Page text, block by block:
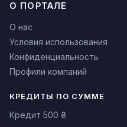
О ПОРТАЛЕ
О нас
Условия использования
Конфиденциальность
Профили компаний
КРЕДИТЫ ПО СУММЕ
Кредит 500 ₴